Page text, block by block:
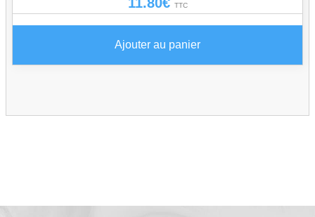
TTC
Ajouter au panier